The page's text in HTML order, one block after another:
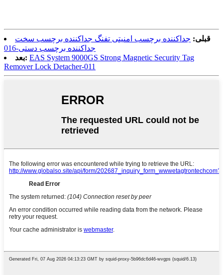
قبلی: جداکننده برچسب امنیتی تفنگ جداکننده برچسب سخت
جداکننده برچسب دستی-016
بعد: EAS System 9000GS Strong Magnetic Security Tag
Remover Lock Detacher-011